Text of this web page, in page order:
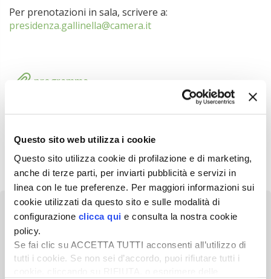
Questo sito web utilizza i cookie
Questo sito utilizza cookie di profilazione e di marketing,
anche di terze parti, per inviarti pubblicità e servizi in
linea con le tue preferenze. Per maggiori informazioni sui
cookie utilizzati da questo sito e sulle modalità di
configurazione clicca qui e consulta la nostra cookie
policy.
Se fai clic su ACCETTA TUTTI acconsenti all’utilizzo di
tutti i cookie. Se non sei d’accordo, puoi rifiutare tutti i
Per prenotazioni in sala, scrivere a:
presidenza.gallinella@camera.it
programma
Newsletter